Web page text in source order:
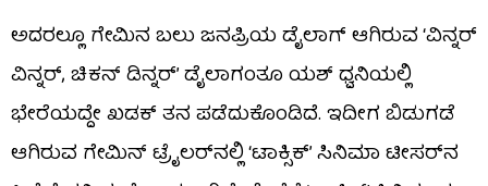
ಅದರಲ್ಲೂ ಗೇಮಿನ ಬಲು ಜನಪ್ರಿಯ ಡೈಲಾಗ್ ಆಗಿರುವ ‘ವಿನ್ನರ್
ವಿನ್ನರ್, ಚಿಕನ್ ಡಿನ್ನರ್’ ಡೈಲಾಗಂತೂ ಯಶ್ ಧ್ವನಿಯಲ್ಲಿ
ಭೇರೆಯದ್ದೇ ಖಡಕ್ ತನ ಪಡೆದುಕೊಂಡಿದೆ. ಇದೀಗ ಬಿಡುಗಡೆ
ಆಗಿರುವ ಗೇಮಿನ್ ಟ್ರೈಲರ್​​ನಲ್ಲಿ ‘ಟಾಕ್ಸಿಕ್’ ಸಿನಿಮಾ ಟೀಸರ್​​ನ